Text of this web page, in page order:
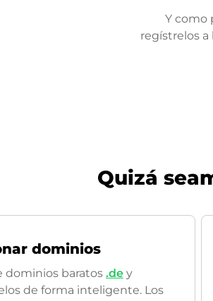
Y como
regístrelos
Quizá
dominios
dominios baratos .de y
de forma inteligente. Los